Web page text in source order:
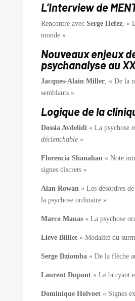
L’Interview de
Rencontre avec Serge Hefez, «
monde »
Nouveaux enjeux
psychanalyse au
Jacques-Alain Miller, « De la
semblants »
Logique de la
Dossia Avdelidi« La psychose
déclenchable »
Florencia Shanahan« Note
signes discrets »
Alan Rowan« Les désordres
la psychose ordinaire »
Marco Mauas« La psychose
Lieve Billiet« Modalité du
Serge Dziomba« De la flèche
Laurent Dupont« Le bruyant
Dominique Holvoet« Signes